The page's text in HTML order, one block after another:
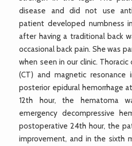
disease and did not use
patient developed numbness
after having a traditional back
occasional back pain. She was
when seen in our clinic.
(CT) and magnetic resonance
posterior epidural hemorrhage
12th hour, the hematoma
emergency decompressive
postoperative 24th hour, the
improvement, and in the sixth